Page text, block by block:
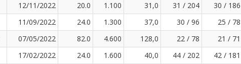
12/11/2022 20.0 1.100 31,0 31 / 204
30 / 186
11/09/2022 24.0 1.300 37,0 30 / 96
25 / 78
07/05/2022 82.0 4.600 128,0 22 / 78
21 / 71
17/02/2022 24.0 1.600 40,0 44 / 202
42 / 181